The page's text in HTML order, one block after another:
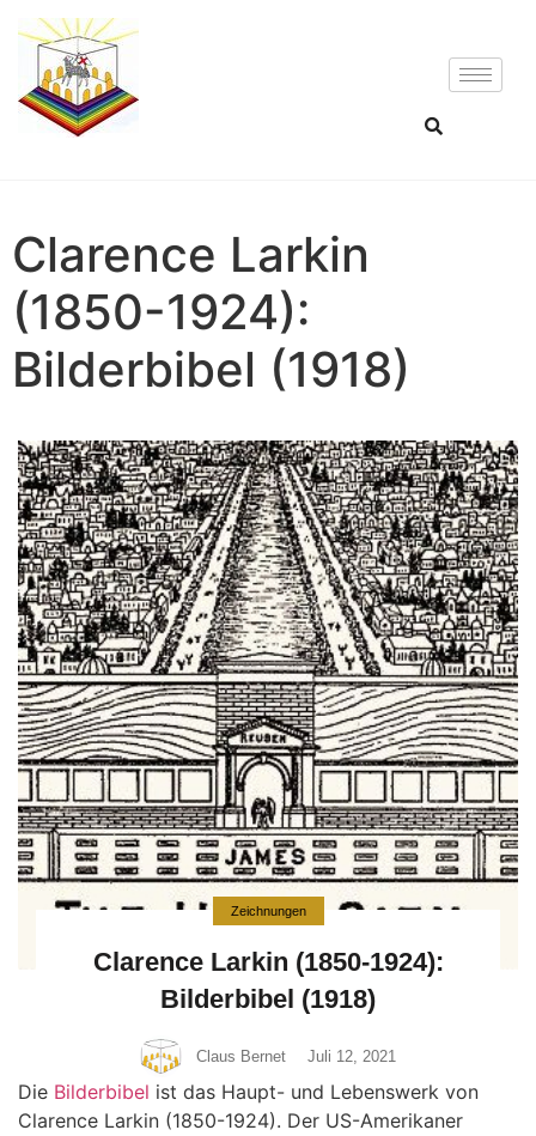
Clarence Larkin
(1850-1924):
Bilderbibel (1918)
Zeichnungen
Clarence Larkin (1850-1924):
Bilderbibel (1918)
Claus Bernet Juli 12, 2021
Die Bilderbibel ist das Haupt- und Lebenswerk von
Clarence Larkin (1850-1924). Der US-Amerikaner